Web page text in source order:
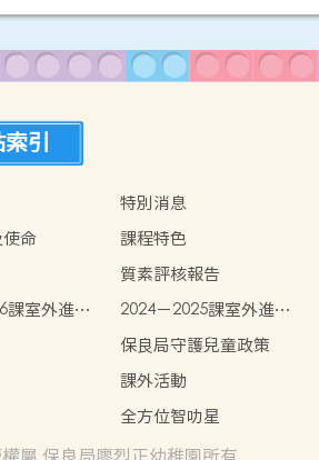
引
特別消息
命
課程特色
質素評核報告
課室外進行
活動計劃
2024－2025課室外進行
的體驗式學習活動天地
保良局守護兒童政策
課外活動
全方位智叻星